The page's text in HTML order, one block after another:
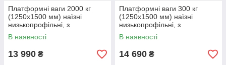
Платформні ваги 2000 кг
(1250х1500 мм) наїзні
низькопрофільні, з
розбірними пандусами
В наявності
13 990 ₴
Платформні ваги 300 кг
(1250х1500 мм) наїзні
низькопрофільні, з
розбірними пандусами
В наявності
14 690 ₴